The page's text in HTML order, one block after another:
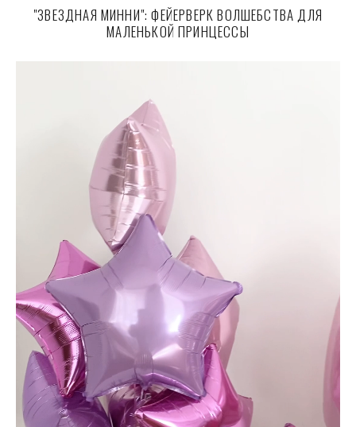
"ЗВЕЗДНАЯ МИННИ": ФЕЙЕРВЕРК ВОЛШЕБСТВА ДЛЯ
МАЛЕНЬКОЙ ПРИНЦЕССЫ